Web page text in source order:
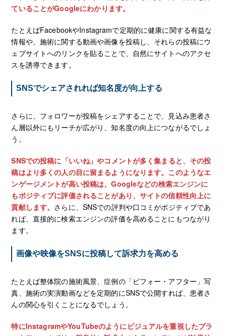
ていることがGoogleにわかります。
たとえばFacebookやInstagramで定期的に健康に関する有益な
情報や、施術に関する動画や画像を投稿し、それらの投稿にウ
ェブサイトへのリンクを貼ることで、自然にサイトへのアクセ
スを誘導できます。
SNSでシェアされれば知名度が向上する
さらに、フォロワーが投稿をシェアすることで、見込み患者さ
ん層以外にもリーチが広がり、知名度の向上につながるでしょ
う。
SNSでの投稿に「いいね」やコメントが多く集まると、その投
稿はより多くの人の目に留まるようになります。このようなエ
ンゲージメントが高い投稿は、Googleなどの検索エンジンに
もポジティブに評価されることがあり、サイトの信頼性向上に
貢献します。 さらに、SNSでの評判や口コミがポジティブであ
れば、直接的に検索エンジンの評価を高めることにもつながり
ます。
画像や映像をSNSに投稿して訴求力を高める
たとえば整体院の施術風景、症例の「ビフォー・アフター」写
真、施術の実演動画などを定期的にSNSで公開すれば、患者さ
んの関心を引くことになるでしょう。
特にInstagramやYouTubeのようにビジュアルを重視したプラ